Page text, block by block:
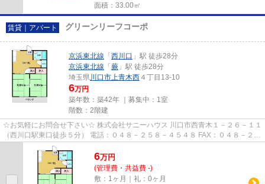
面積：33.00㎡
賃貸｜アパート グリーンリーフコーポ
京浜東北線 「 西川口 」駅 徒歩28分
京浜東北線 「 蕨 」駅 徒歩28分
埼玉県川口市上青木西 ４丁目13-10
6万円
築年数：築42年 ｜募集中： 1室
階数：2階建
☆お気軽にお問合せ下さい☆ 株式会社サニーハウス 川口市西青木１－２６－１１
（西川口駅東口徒歩５分） 電話：０４８－２５８－４５４８ FAX：０４８－２５
８－４５２８ MAIL：sales@s...
6万円
(管理費・共益費 -)
敷：1ヶ月｜礼：0ヶ月